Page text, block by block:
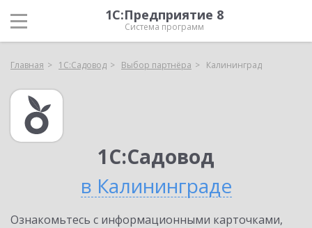
1С:Предприятие 8
Система программ
Главная 1С:Садовод Выбор партнёра Калининград
1С:Садовод
в Калининграде
Ознакомьтесь с информационными карточками,